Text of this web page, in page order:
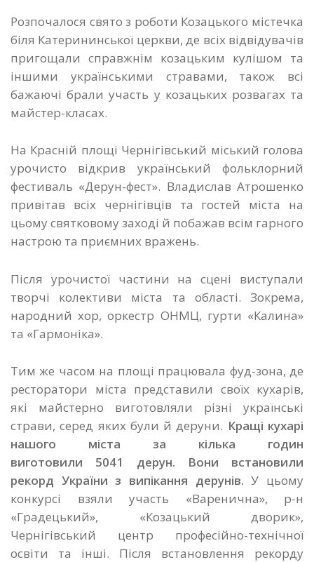
Розпочалося свято з роботи Козацького містечка
біля Катерининської церкви, де всіх відвідувачів
пригощали справжнім козацьким кулішом та
іншими українськими стравами, також всі
бажаючі брали участь у козацьких розвагах та
майстер-класах.
На Красній площі Чернігівський міський голова
урочисто відкрив український фольклорний
фестиваль «Дерун-фест». Владислав Атрошенко
привітав всіх чернігівців та гостей міста на
цьому святковому заході й побажав всім гарного
настрою та приємних вражень.
Після урочистої частини на сцені виступали
творчі колективи міста та області. Зокрема,
народний хор, оркестр ОНМЦ, гурти «Калина»
та «Гармоніка».
Тим же часом на площі працювала фуд-зона, де
ресторатори міста представили своїх кухарів,
які майстерно виготовляли різні українські
страви, серед яких були й деруни. Кращі кухарі
нашого міста за кілька годин
виготовили 5041 дерун. Вони встановили
рекорд України з випікання дерунів.У цьому
конкурсі взяли участь «Варенична», р-н
«Градецький», «Козацький дворик»,
Чернігівський центр професійно-технічної
освіти та інші. Після встановлення рекорду